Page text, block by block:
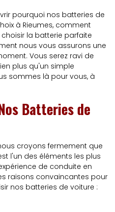
pourquoi nos batteries de
à Rieumes, comment
la batterie parfaite
nous vous assurons une
Vous serez ravi de
plus qu'un simple
sommes là pour vous, à
Batteries de
croyons fermement que
l'un des éléments les plus
de conduite en
raisons convaincantes pour
nos batteries de voiture :